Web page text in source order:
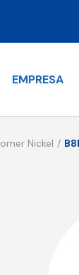
EMPRESA
Nickel